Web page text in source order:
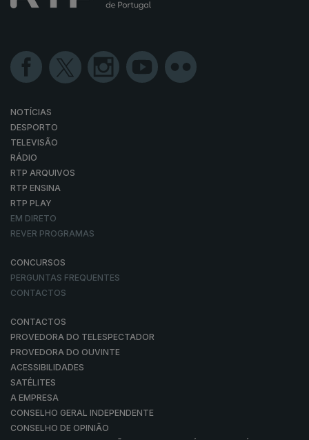
NOTÍCIAS
DESPORTO
TELEVISÃO
RÁDIO
RTP ARQUIVOS
RTP ENSINA
RTP PLAY
EM DIRETO
REVER PROGRAMAS
CONCURSOS
PERGUNTAS FREQUENTES
CONTACTOS
CONTACTOS
PROVEDORA DO TELESPECTADOR
PROVEDORA DO OUVINTE
ACESSIBILIDADES
SATÉLITES
A EMPRESA
CONSELHO GERAL INDEPENDENTE
CONSELHO DE OPINIÃO